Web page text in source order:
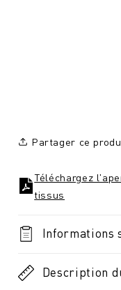
Partager ce
Téléchargez
tissus
Informations
Description